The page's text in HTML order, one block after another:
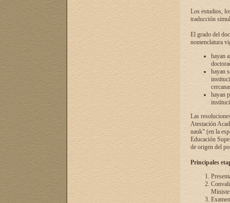
Los estudios,
traducción
El grado del
nomenclatura
hayan
hayan
hayan
Las
Atestación
nauk” (en la
Educación
de origen del
Principales